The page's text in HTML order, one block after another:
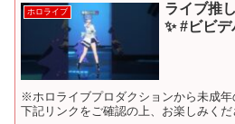
ホロライブ
ライブ推
✨ #ビビデ
※ホロライブプロダクションから未成
下記リンクをご確認の上、お楽しみくだ